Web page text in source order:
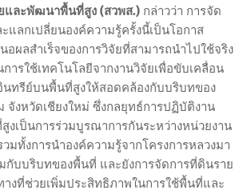
และพัฒนาพื้นที่สูง (สวพส.) กล่าวว่า การจัด
แลกเปลี่ยนองค์ความรู้ครั้งนี้เป็นโอกาส
อผลสำเร็จของการวิจัยที่สามารถนำไปใช้จริง
ารใช้เทคโนโลยีจากงานวิจัยเพื่อขับเคลื่อน
ทรีย์บนพื้นที่สูงให้สอดคล้องกับบริบทของ
จังหวัดเชียงใหม่ ซึ่งกลยุทธ์การปฏิบัติงาน
เป็นการร่วมบูรณาการกันระหว่างหน่วยงาน
มทั้งการนำองค์ความรู้จากโครงการหลวงมา
กับบริบทของพื้นที่ และยังการจัดการที่ดินราย
างที่ช่วยเพิ่มประสิทธิภาพในการใช้พื้นที่และ